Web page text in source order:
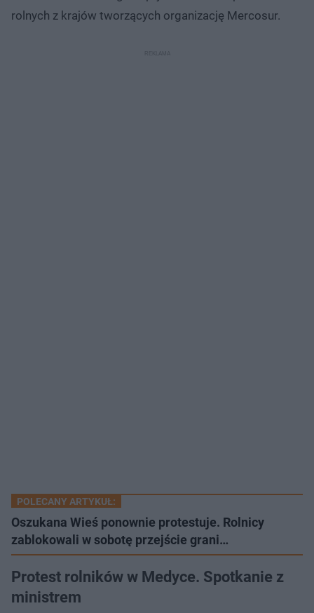
rolnych z krajów tworzących organizację Mercosur.
POLECANY ARTYKUŁ:
Oszukana Wieś ponownie protestuje. Rolnicy
zablokowali w sobotę przejście grani…
Protest rolników w Medyce. Spotkanie z
ministrem